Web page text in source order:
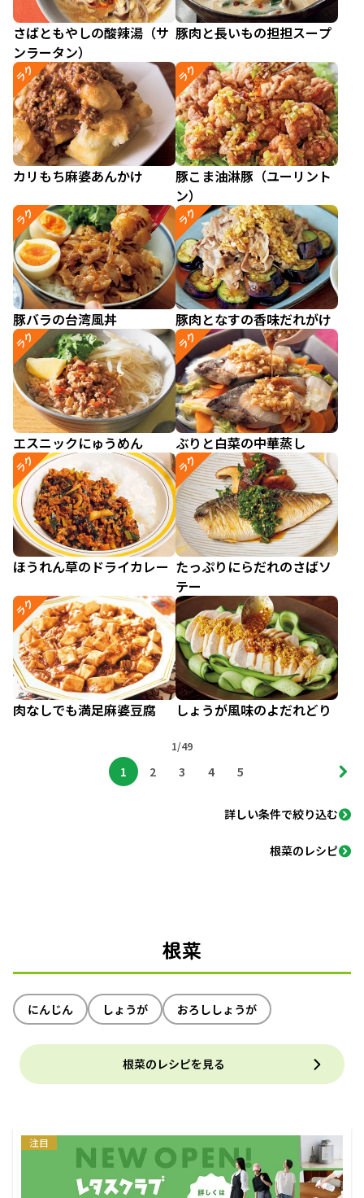
さばともやしの酸辣湯（サ
ンラータン）
豚肉と長いもの担担スープ
ラク
カリもち麻婆あんかけ
ラク
豚こま油淋豚（ユーリント
ン）
ラク
豚バラの台湾風丼
ラク
豚肉となすの香味だれがけ
ラク
エスニックにゅうめん
ラク
ぶりと白菜の中華蒸し
ラク
ほうれん草のドライカレー
ラク
たっぷりにらだれのさばソ
テー
ラク
肉なしでも満足麻婆豆腐 しょうが風味のよだれどり
1/49
1 2 3 4 5
詳しい条件で絞り込む
根菜のレシピ
根菜
にんじん しょうが おろししょうが
根菜のレシピを見る
注目